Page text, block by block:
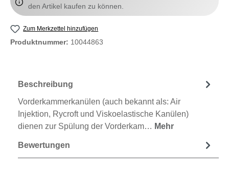
den Artikel kaufen zu können.
Zum Merkzettel hinzufügen
Produktnummer: 10044863
Beschreibung
Vorderkammerkanülen (auch bekannt als: Air
Injektion, Rycroft und Viskoelastische Kanülen)
dienen zur Spülung der Vorderkam… Mehr
Bewertungen